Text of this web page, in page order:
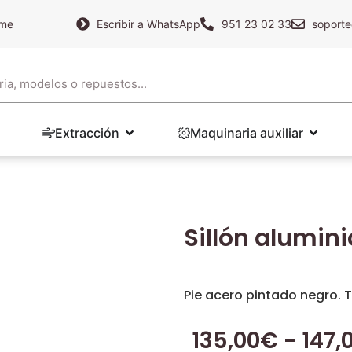
Escribir a WhatsApp 951 23 02 33
Extracción Maquinaria auxiliar
Sillón
Pie acero pintado negro.
135,00€ -